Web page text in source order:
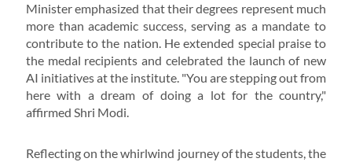
Minister emphasized that their degrees represent much
more than academic success, serving as a mandate to
contribute to the nation. He extended special praise to
the medal recipients and celebrated the launch of new
AI initiatives at the institute. "You are stepping out from
here with a dream of doing a lot for the country,"
affirmed Shri Modi.
Reflecting on the whirlwind journey of the students, the